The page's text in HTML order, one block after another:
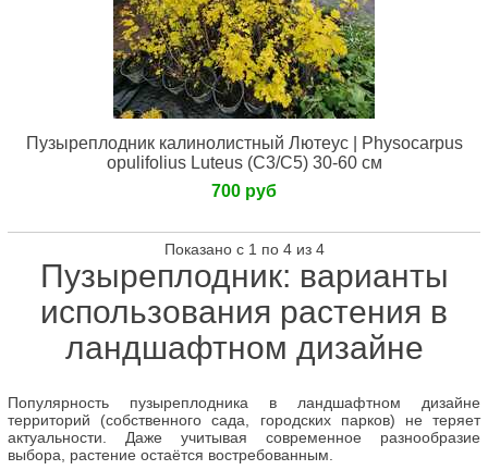
Пузыреплодник калинолистный Лютеус | Physocarpus
opulifolius Luteus (С3/С5) 30-60 см
700 руб
Показано с 1 по 4 из 4
Пузыреплодник: варианты
использования растения в
ландшафтном дизайне
Популярность пузыреплодника в ландшафтном дизайне
территорий (собственного сада, городских парков) не теряет
актуальности. Даже учитывая современное разнообразие
выбора, растение остаётся востребованным.